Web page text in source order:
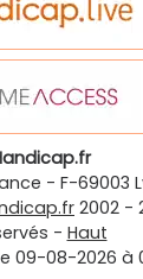
- F-69003
2002 -
- Haut
09-08-2026 à